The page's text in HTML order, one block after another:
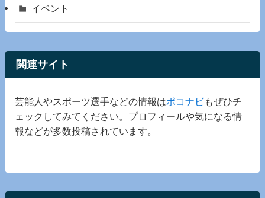
イベント
関連サイト
芸能人やスポーツ選手などの情報はポコナビもぜひチ
ェックしてみてください。プロフィールや気になる情
報などが多数投稿されています。